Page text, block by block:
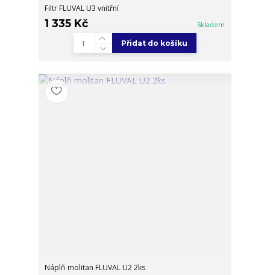
Filtr FLUVAL U3 vnitřní
1 335 Kč Skladem
Přidat do košíku
Náplň molitan FLUVAL U2 2ks